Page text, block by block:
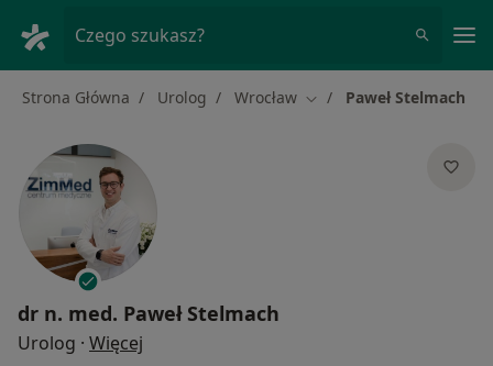
Czego szukasz?
Strona Główna Urolog Wrocław Zmień miasto
Paweł Stelmach
dr n. med. Paweł Stelmach
Urolog · Więcej